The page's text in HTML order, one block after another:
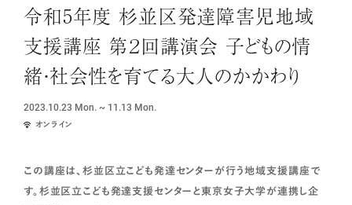
令和5年度 杉並区発達障害児地域
支援講座 第２回講演会 子どもの情
緒・社会性を育てる大人のかかわり
2023.10.23 Mon. ~ 11.13 Mon.
オンライン
この講座は、杉並区立こども発達センターが行う地域支援講座で
す。杉並区立こども発達支援センターと東京女子大学が連携し企